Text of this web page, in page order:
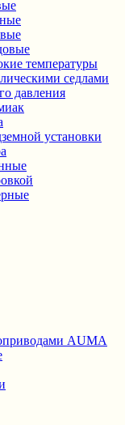
температуры
седлами
давления
установки
AUMA